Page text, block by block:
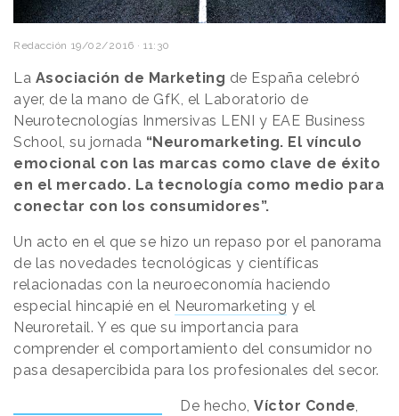
Redacción 19/02/2016 · 11:30
La Asociación de Marketing de España celebró
ayer, de la mano de GfK, el Laboratorio de
Neurotecnologías Inmersivas LENI y EAE Business
School, su jornada “Neuromarketing. El vínculo
emocional con las marcas como clave de éxito
en el mercado. La tecnología como medio para
conectar con los consumidores”.
Un acto en el que se hizo un repaso por el panorama
de las novedades tecnológicas y científicas
relacionadas con la neuroeconomía haciendo
especial hincapié en el Neuromarketing y el
Neuroretail. Y es que su importancia para
comprender el comportamiento del consumidor no
pasa desapercibida para los profesionales del secor.
De hecho,Víctor Conde,